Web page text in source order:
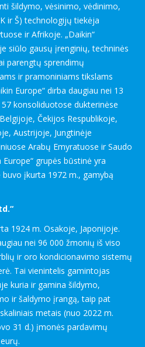
šildymo, vėsinimo, vėdinimo,
ir Š) technologijų tiekėja
ir Afrikoje. „Daikin“
siūlo gausų įrenginių, techninės
parengtų sprendimų
ir pramoniniams tikslams
Europe“ dirba daugiau nei 13
konsoliduotose dukterinėse
Čekijos Respublikoje,
Austrijoje, Jungtinėje
Arabų Emyratuose ir Saudo
grupės būstinė yra
įkurta 1972 m., gamybą
1924 m. Osakoje, Japonijoje.
nei 96 000 žmonių iš viso
ir oro kondicionavimo sistemų
Tai vienintelis gamintojas
kuria ir gamina šildymo,
ir šaldymo įrangą, taip pat
metais (nuo 2022 m.
31 d.) įmonės pardavimų